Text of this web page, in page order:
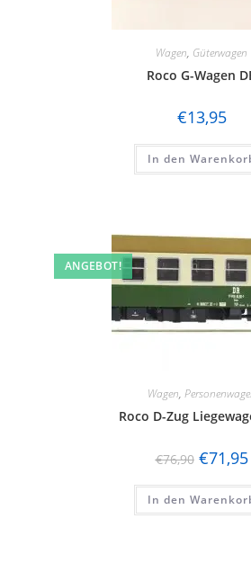
Wagen, Güterwagen
Roco G-Wagen
€13,95
In den
ANGEBOT!
Wagen,
Roco D-Zug
€76,90 €71,95
In den